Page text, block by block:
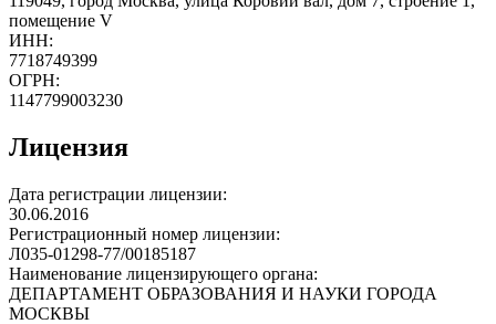
помещение V
ИНН:
7718749399
ОГРН:
1147799003230
Лицензия
Дата регистрации лицензии:
30.06.2016
Регистрационный номер лицензии:
Л035-01298-77/00185187
Наименование лицензирующего органа:
ДЕПАРТАМЕНТ ОБРАЗОВАНИЯ И НАУКИ ГОРОДА
МОСКВЫ